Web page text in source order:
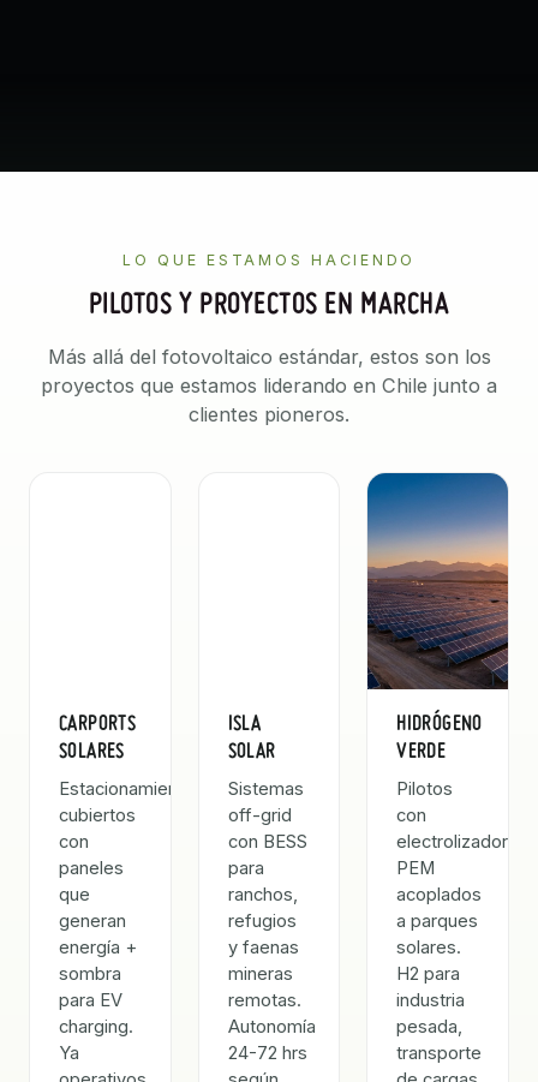
LO QUE ESTAMOS HACIENDO
PILOTOS Y PROYECTOS EN MARCHA
Más allá del fotovoltaico estándar, estos son los
proyectos que estamos liderando en Chile junto a
clientes pioneros.
CARPORTS
SOLARES
Estacionamientos
cubiertos
con
paneles
que
generan
energía +
sombra
para EV
charging.
Ya
ISLA
SOLAR
Sistemas
off-grid
con BESS
para
ranchos,
refugios
y faenas
mineras
remotas.
Autonomía
24-72 hrs
HIDRÓGENO
VERDE
Pilotos
con
electrolizadores
PEM
acoplados
a parques
solares.
H2 para
industria
pesada,
transporte